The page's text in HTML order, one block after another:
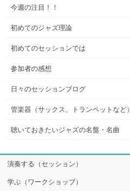
今週の注目！！
初めてのジャズ理論
初めてのセッションでは
参加者の感想
日々のセッションブログ
管楽器（サックス、トランペットなど）
聴いておきたいジャズの名盤・名曲
演奏する（セッション）
学ぶ（ワークショップ）